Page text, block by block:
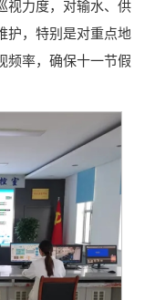
视力度，对输水、供
护，特别是对重点地
频率，确保十一节假